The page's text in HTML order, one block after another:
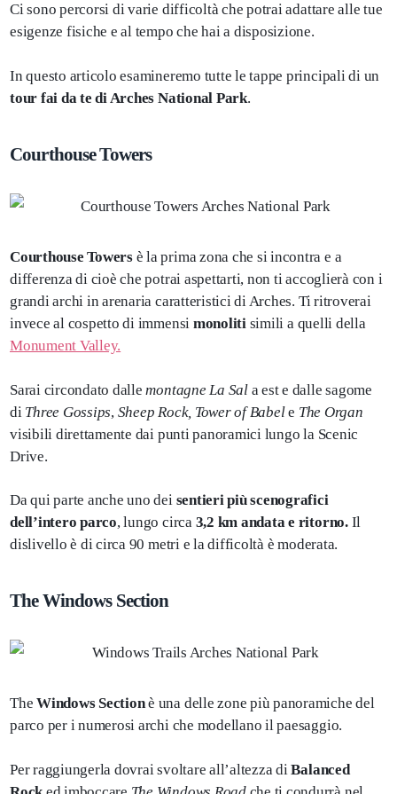
Ci sono percorsi di varie difficoltà che potrai adattare alle tue
esigenze fisiche e al tempo che hai a disposizione.
In questo articolo esamineremo tutte le tappe principali di un
tour fai da te di Arches National Park.
Courthouse Towers
Courthouse Towersè la prima zona che si incontra e a
differenza di cioè che potrai aspettarti, non ti accoglierà con i
grandi archi in arenaria caratteristici di Arches. Ti ritroverai
invece al cospetto di immensi monolitisimili a quelli della
Monument Valley.
Sarai circondato dallemontagne La Sal a est e dalle sagome
di Three Gossips, Sheep Rock, Tower of Babele The Organ
visibili direttamente dai punti panoramici lungo la Scenic
Drive.
Da qui parte anche uno dei sentieri più scenografici
dell’intero parco, lungo circa 3,2 km andata e ritorno.Il
dislivello è di circa 90 metri e la difficoltà è moderata.
The Windows Section
TheWindows Sectionè una delle zone più panoramiche del
parco per i numerosi archi che modellano il paesaggio.
Per raggiungerla dovrai svoltare all’altezza diBalanced